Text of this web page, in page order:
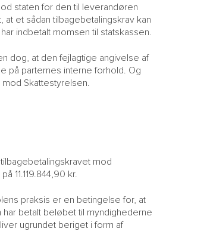
staten for den til leverandøren
et sådan tilbagebetalingskrav kan
indbetalt momsen til statskassen.
dog, at den fejlagtige angivelse af
på parternes interne forhold. Og
Skattestyrelsen.
mod
11.119.844,90 kr.
praksis er en betingelse for, at
betalt beløbet til myndighederne
ugrundet beriget i form af